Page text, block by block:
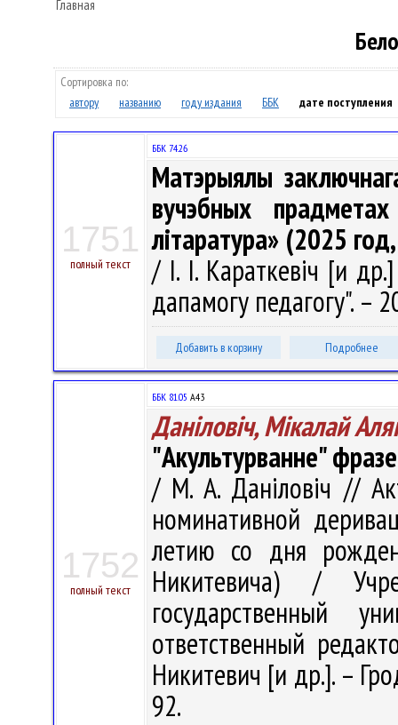
Сортировка по:
автору
названию году издания ББК дате поступления
1751
полный текст
ББК 74.26
Матэрыялы
вучэбных
літаратура» (2025
/ І. І. Караткевіч [и
дапамогу педагогу". –
Добавить в корзину Подробнее
1752
полный текст
ББК 81.05 А43
Даніловіч, Мікалай
"Акультурванне"
/ М. А. Даніловіч //
номинативной
летию со дня
Никитевича) /
государственный
ответственный
Никитевич [и др.]. –
92.